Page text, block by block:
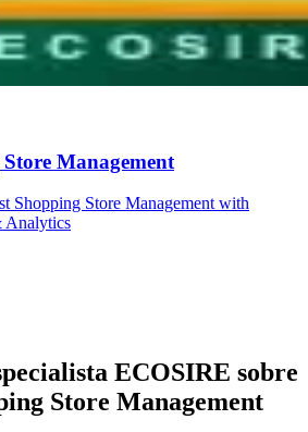
Management
Shopping Store Management with
Analytics
ECOSIRE sobre
Store Management